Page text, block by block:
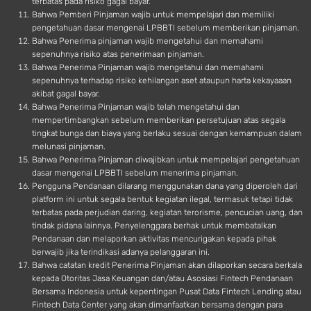
Bahwa Pemberi Pinjaman wajib untuk mempelajari dan memiliki
pengetahuan dasar mengenai LPBBTI sebelum memberikan pinjaman.
Bahwa Penerima pinjaman wajib mengetahui dan memahami
sepenuhnya risiko atas penerimaan pinjaman.
Bahwa Penerima Pinjaman wajib mengetahui dan memahami
sepenuhnya terhadap risiko kehilangan aset ataupun harta kekayaaan
akibat gagal bayar.
Bahwa Penerima Pinjaman wajib telah mengetahui dan
mempertimbangkan sebelum memberikan persetujuan atas segala
tingkat bunga dan biaya yang berlaku sesuai dengan kemampuan dalam
melunasi pinjaman.
Bahwa Penerima Pinjaman diwajibkan untuk mempelajari pengetahuan
dasar mengenai LPBBTI sebelum menerima pinjaman.
Pengguna Pendanaan dilarang menggunakan dana yang diperoleh dari
platform ini untuk segala bentuk kegiatan ilegal, termasuk tetapi tidak
terbatas pada perjudian daring, kegiatan terorisme, pencucian uang, dan
tindak pidana lainnya. Penyelenggara berhak untuk membatalkan
Pendanaan dan melaporkan aktivitas mencurigakan kepada pihak
berwajib jika terindikasi adanya pelanggaran ini.
Bahwa catatan kredit Penerima Pinjaman akan dilaporkan secara berkala
kepada Otoritas Jasa Keuangan dan/atau Asosiasi Fintech Pendanaan
Bersama Indonesia untuk kepentingan Pusat Data Fintech Lending atau
Fintech Data Center yang akan dimanfaatkan bersama dengan para